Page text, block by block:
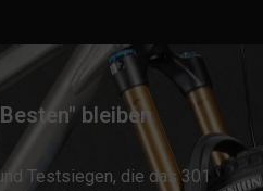
bleiben
Testsiegen, die das 301